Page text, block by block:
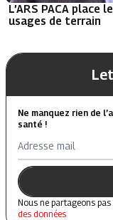
L’ARS PACA place
usages de terrain
Ne manquez rien de
santé !
Adresse mail
Nous ne partageons
des données